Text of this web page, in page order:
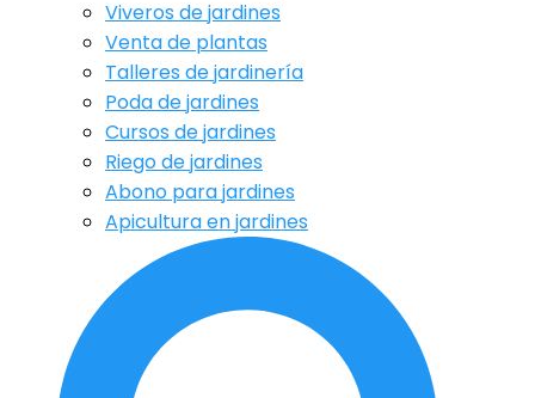
Viveros de jardines
Venta de plantas
Talleres de jardinería
Poda de jardines
Cursos de jardines
Riego de jardines
Abono para jardines
Apicultura en jardines